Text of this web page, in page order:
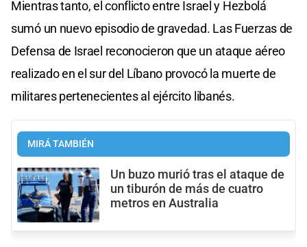
Mientras tanto, el conflicto entre Israel y Hezbolá
sumó un nuevo episodio de gravedad. Las Fuerzas de
Defensa de Israel reconocieron que un ataque aéreo
realizado en el sur del Líbano provocó la muerte de
militares pertenecientes al ejército libanés.
MIRÁ TAMBIÉN
Un buzo murió tras el ataque de
un tiburón de más de cuatro
metros en Australia